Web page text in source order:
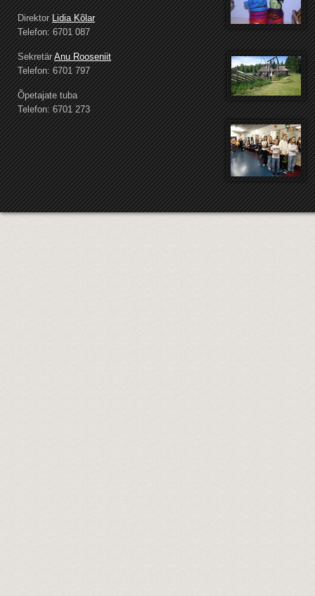
DirektorLidia Kõlar
Telefon: 6701 087
SekretärAnu Rooseniit
Telefon: 6701 797
Õpetajate tuba
Telefon: 6701 273